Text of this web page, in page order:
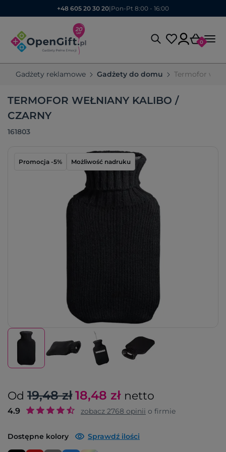
+48 605 20 30 20| Pon-Pt 8:00 - 16:00
0
Gadżety reklamowe Gadżety do domu Termofor
TERMOFOR WEŁNIANY KALIBO /
CZARNY
161803
Promocja -5% Możliwość nadruku
Od 19,48 zł 18,48 zł netto
4.9 zobacz 2768 opinii o firmie
Dostępne kolory Sprawdź ilości